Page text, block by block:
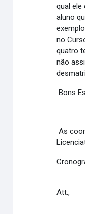
qual ele
aluno
no
quatro
não
Bons
As
Att.,